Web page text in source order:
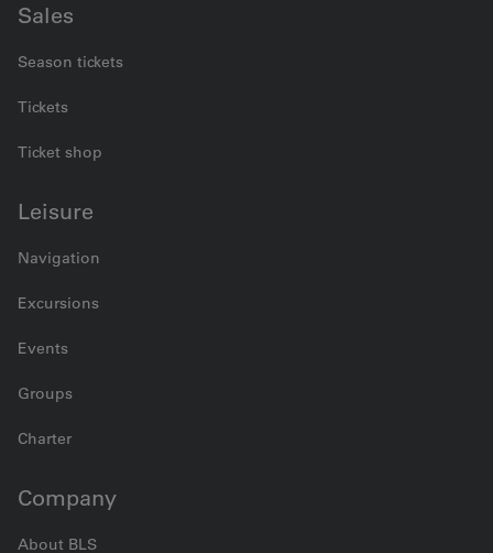
Sales
Season tickets
Tickets
Ticket shop
Leisure
Navigation
Excursions
Events
Groups
Charter
Company
About BLS